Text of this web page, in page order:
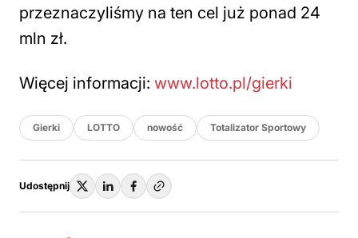
przeznaczyliśmy na ten cel już ponad 24
mln zł.
Więcej informacji: www.lotto.pl/gierki
Gierki LOTTO nowość Totalizator Sportowy
Udostępnij